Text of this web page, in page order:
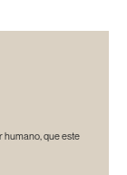
humano, que este